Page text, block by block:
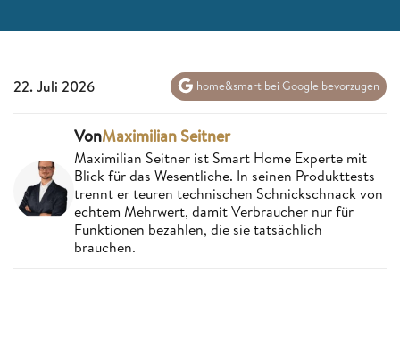
22. Juli 2026 home&smart bei Google bevorzugen
VonMaximilian Seitner
Maximilian Seitner ist Smart Home Experte mit
Blick für das Wesentliche. In seinen Produkttests
trennt er teuren technischen Schnickschnack von
echtem Mehrwert, damit Verbraucher nur für
Funktionen bezahlen, die sie tatsächlich
brauchen.